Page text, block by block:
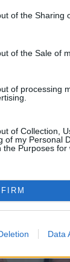
of the Sharing
of the Sale of
of processing
of Collection,
of my Personal
the Purposes for
Data